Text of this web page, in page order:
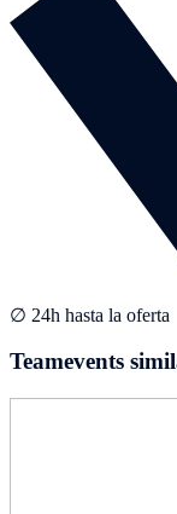
∅ 24h hasta la oferta
Teamevents